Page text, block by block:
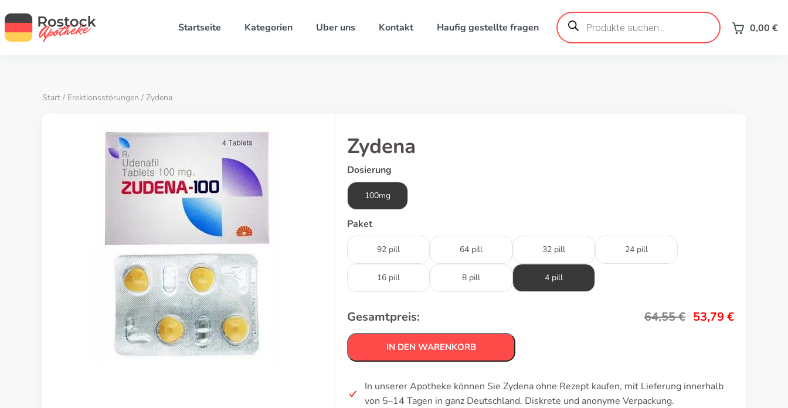
Startseite Kategorien Uber uns Kontakt Haufig gestellte fragen
Products
search 0,00 €
Start / Erektionsstörungen / Zydena
Zydena
Dosierung
100mg
Paket
92 pill 64 pill 32 pill 24 pill
16 pill 8 pill 4 pill
Gesamtpreis: 64,55€ 53,79 €
IN DEN WARENKORB
In unserer Apotheke können Sie Zydena ohne Rezept kaufen, mit Lieferung innerhalb
von 5–14 Tagen in ganz Deutschland. Diskrete und anonyme Verpackung.